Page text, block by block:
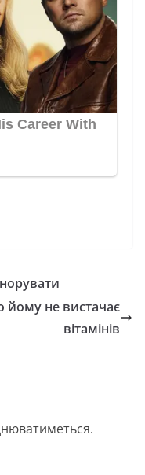
йому не вистачає
вітамінів